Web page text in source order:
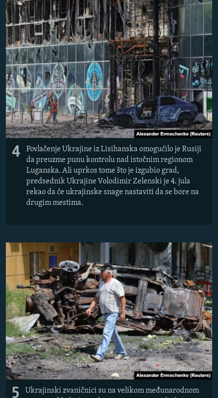
4
Povlačenje Ukrajine iz Lisihanska omogućilo je Rusiji
da preuzme punu kontrolu nad istočnim regionom
Luganska. Ali uprkos tome što je izgubio grad,
predsednik Ukrajine Volodimir Zelenski je 4. jula
rekao da će ukrajinske snage nastaviti da se bore na
drugim mestima.
5
Ukrajinski zvaničnici su na velikom međunarodnom